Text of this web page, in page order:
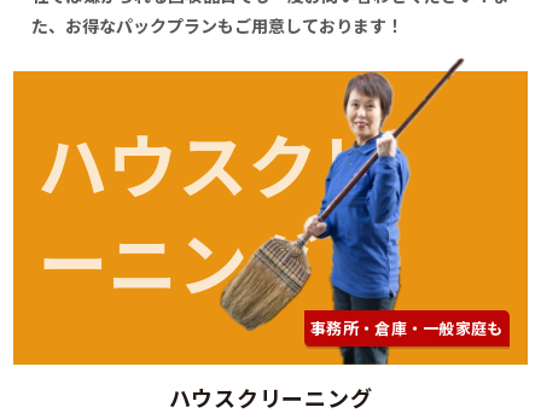
た、お得なパックプランもご用意しております！
ハウスクリ
ーニング
事務所・倉庫・一般家庭も
ハウスクリーニング